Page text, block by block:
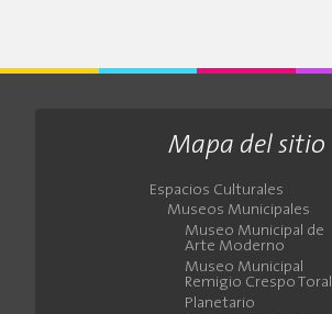
Mapa del sitio
Espacios Culturales
Museos Municipales
Museo Municipal de
Arte Moderno
Museo Municipal
Remigio Crespo Toral
Planetario